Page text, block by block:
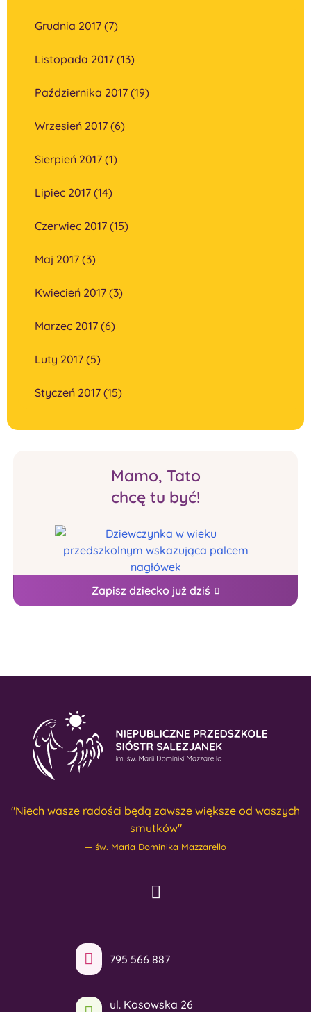
Grudnia 2017 (7)
Listopada 2017 (13)
Października 2017 (19)
Wrzesień 2017 (6)
Sierpień 2017 (1)
Lipiec 2017 (14)
Czerwiec 2017 (15)
Maj 2017 (3)
Kwiecień 2017 (3)
Marzec 2017 (6)
Luty 2017 (5)
Styczeń 2017 (15)
Mamo, Tato
chcę tu być!
Zapisz dziecko już dziś
"Niech wasze radości będą zawsze większe od waszych
smutków"
św. Maria Dominika Mazzarello
795 566 887
ul. Kosowska 26